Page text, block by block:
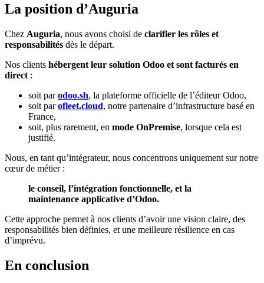
La position d’Auguria
Chez Auguria, nous avons choisi de clarifier les rôles et
responsabilités dès le départ.
Nos clients hébergent leur solution Odoo et sont facturés en
direct :
soit parodoo.sh, la plateforme officielle de l’éditeur Odoo,
soit parofleet.cloud, notre partenaire d’infrastructure basé en
France,
soit, plus rarement, en mode OnPremise, lorsque cela est
justifié.
Nous, en tant qu’intégrateur, nous concentrons uniquement sur notre
cœur de métier :
le conseil, l’intégration fonctionnelle, et la
maintenance applicative d’Odoo.
Cette approche permet à nos clients d’avoir une vision claire, des
responsabilités bien définies, et une meilleure résilience en cas
d’imprévu.
En conclusion